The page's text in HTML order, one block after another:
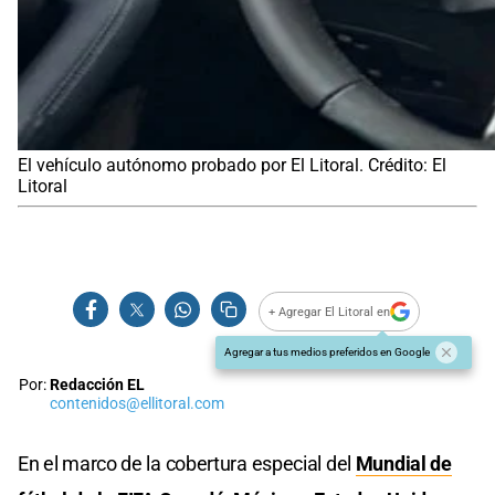
El vehículo autónomo probado por El Litoral. Crédito: El
Litoral
+ Agregar El Litoral en
Agregar a tus medios preferidos en Google
Por:Redacción EL
contenidos@ellitoral.com
En el marco de la cobertura especial del Mundial de